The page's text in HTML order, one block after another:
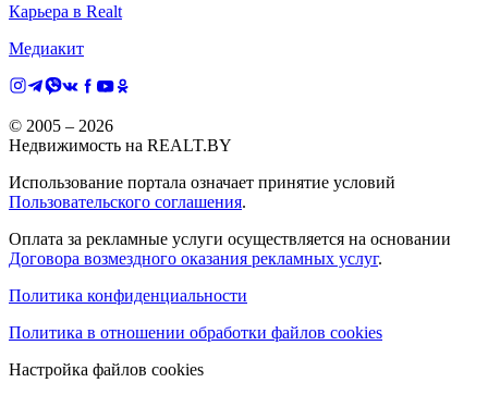
Карьера в Realt
Медиакит
© 2005 – 2026
Недвижимость на REALT.BY
Использование портала означает принятие условий
Пользовательского соглашения.
Оплата за рекламные услуги осуществляется на основании
Договора возмездного оказания рекламных услуг.
Политика конфиденциальности
Политика в отношении обработки файлов cookies
Настройка файлов cookies